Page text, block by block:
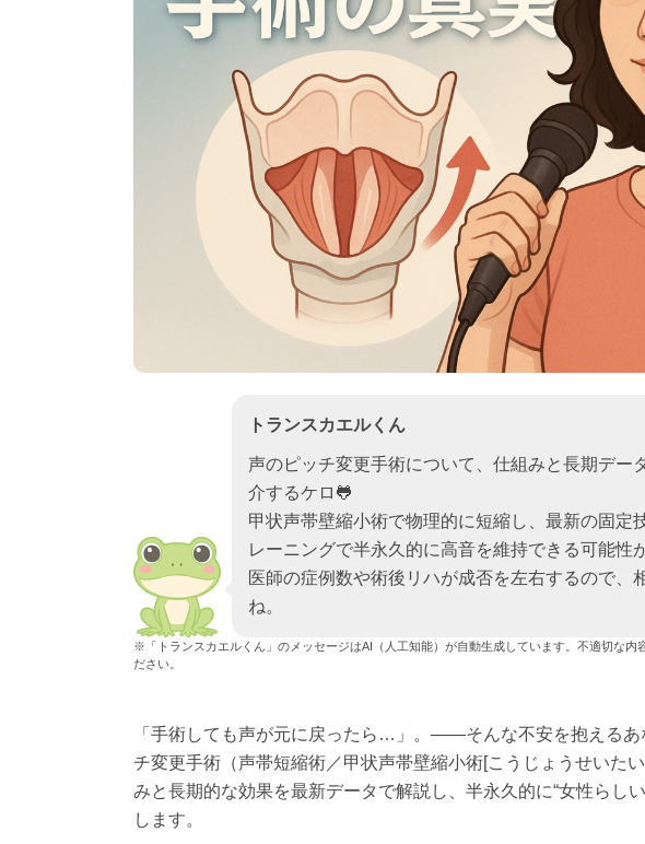
トランスカエルくん
声のピッチ変更手術について、仕組みと長期デー
介するケロ🐸
甲状声帯壁縮小術で物理的に短縮し、最新の固定
レーニングで半永久的に高音を維持できる可能性
医師の症例数や術後リハが成否を左右するので、
ね。
※「トランスカエルくん」のメッセージはAI（人工知能）が自動生成しています。不適切な内
ださい。
「手術しても声が元に戻ったら…」。――そんな不安を抱えるあ
チ変更手術（声帯短縮術／甲状声帯壁縮小術[こうじょうせいた
みと長期的な効果を最新データで解説し、半永久的に“女性らし
します。